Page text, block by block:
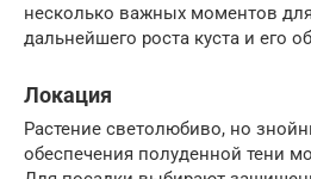
несколько важных моментов
дальнейшего роста куста и его
Локация
Растение светолюбиво, но
обеспечения полуденной тени